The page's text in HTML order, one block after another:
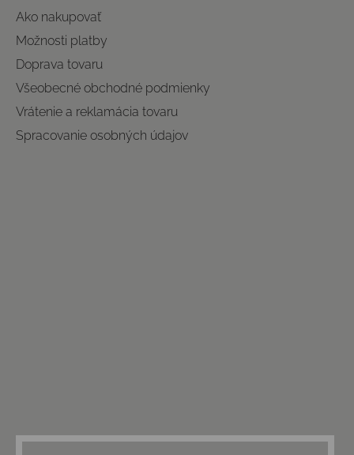
Ako nakupovať
Možnosti platby
Doprava tovaru
Všeobecné obchodné podmienky
Vrátenie a reklamácia tovaru
Spracovanie osobných údajov